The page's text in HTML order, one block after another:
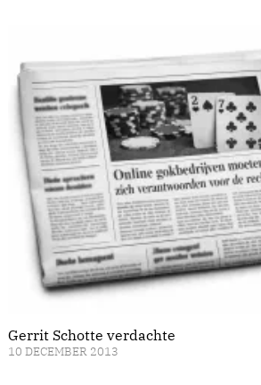
Gerrit Schotte verdachte
10 DECEMBER 2013